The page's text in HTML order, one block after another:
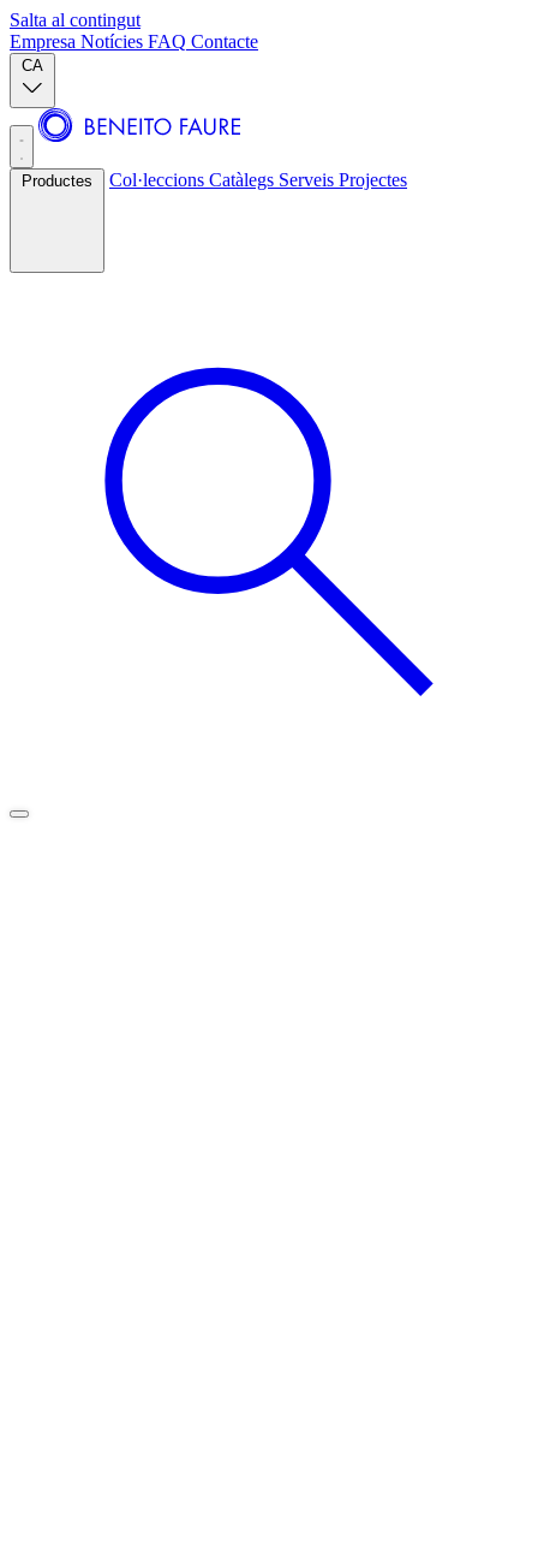
Salta al contingut
Empresa Notícies FAQ Contacte
CA
Productes Col·leccions Catàlegs Serveis Projectes